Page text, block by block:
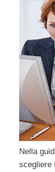
Nella
scegliere